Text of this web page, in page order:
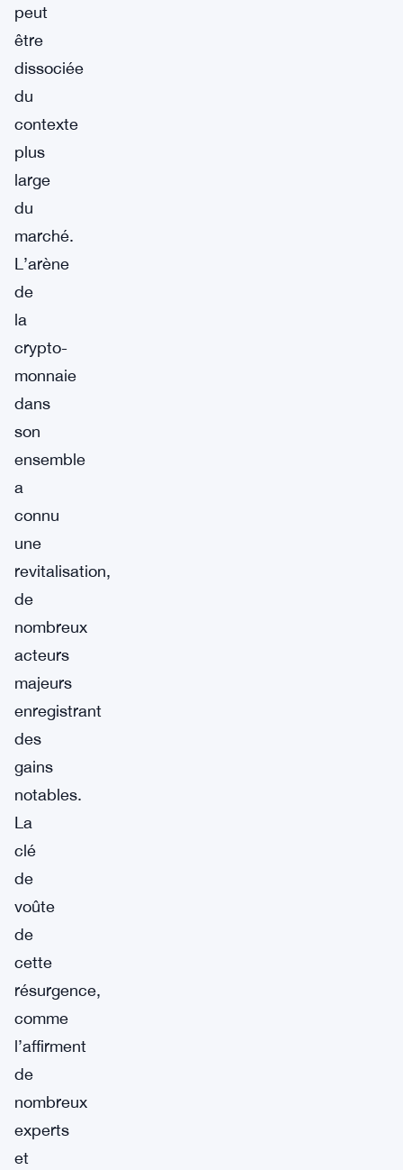
peut
être
dissociée
du
contexte
plus
large
du
marché.
L’arène
de
la
crypto-
monnaie
dans
son
ensemble
a
connu
une
revitalisation,
de
nombreux
acteurs
majeurs
enregistrant
des
gains
notables.
La
clé
de
voûte
de
cette
résurgence,
comme
l’affirment
de
nombreux
experts
et